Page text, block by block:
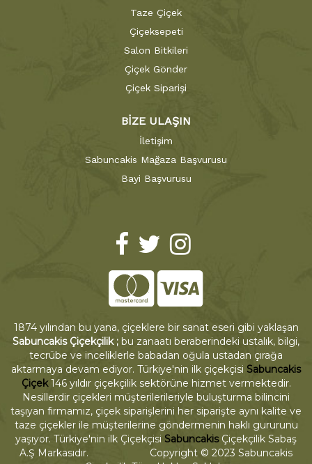
Taze Çiçek
Çiçeksepeti
Salon Bitkileri
Çiçek Gönder
Çiçek Siparişi
BİZE ULAŞIN
İletişim
Sabuncakis Mağaza Başvurusu
Bayi Başvurusu
1874 yılından bu yana, çiçeklere bir sanat eseri gibi yaklaşan
Sabuncakis Çiçekçilik ; bu zanaatı beraberindeki ustalık, bilgi,
tecrübe ve inceliklerle babadan oğula ustadan çırağa
aktarmaya devam ediyor. Türkiye'nin ilk çiçekçisi Sabuncakis
Çiçek146 yıldır çiçekçilik sektörüne hizmet vermektedir.
Nesillerdir çiçekleri müşterilerileriyle buluşturma bilincini
taşıyan firmamız, çiçek siparişlerini her siparişte aynı kalite ve
taze çiçekler ile müşterilerine göndermenin haklı gururunu
yaşıyor. Türkiye'nin ilk Çiçekçisi SabuncakisÇiçekçilik Sabaş
A.Ş Markasıdır. Copyright © 2023 Sabuncakis